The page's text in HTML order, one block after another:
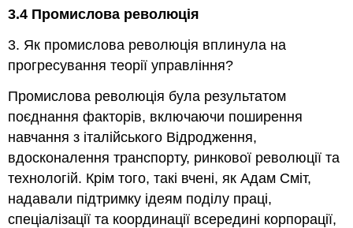
3.4 Промислова революція
3. Як промислова революція вплинула на
прогресування теорії управління?
Промислова революція була результатом
поєднання факторів, включаючи поширення
навчання з італійського Відродження,
вдосконалення транспорту, ринкової революції та
технологій. Крім того, такі вчені, як Адам Сміт,
надавали підтримку ідеям поділу праці,
спеціалізації та координації всередині корпорації,